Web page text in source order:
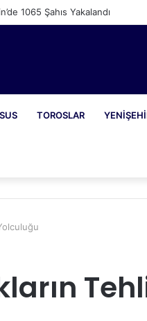
1065 Şahıs Yakalandı
TOROSLAR